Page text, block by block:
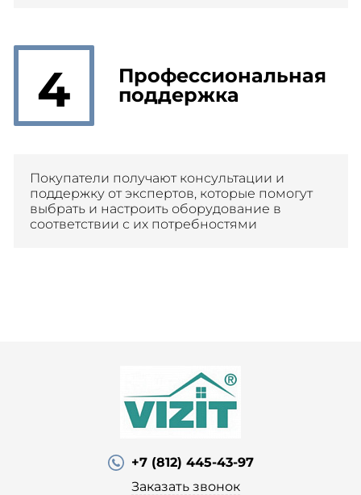
4
Профессиональная
поддержка
Покупатели получают консультации и
поддержку от экспертов, которые помогут
выбрать и настроить оборудование в
соответствии с их потребностями
+7 (812) 445-43-97
Заказать звонок